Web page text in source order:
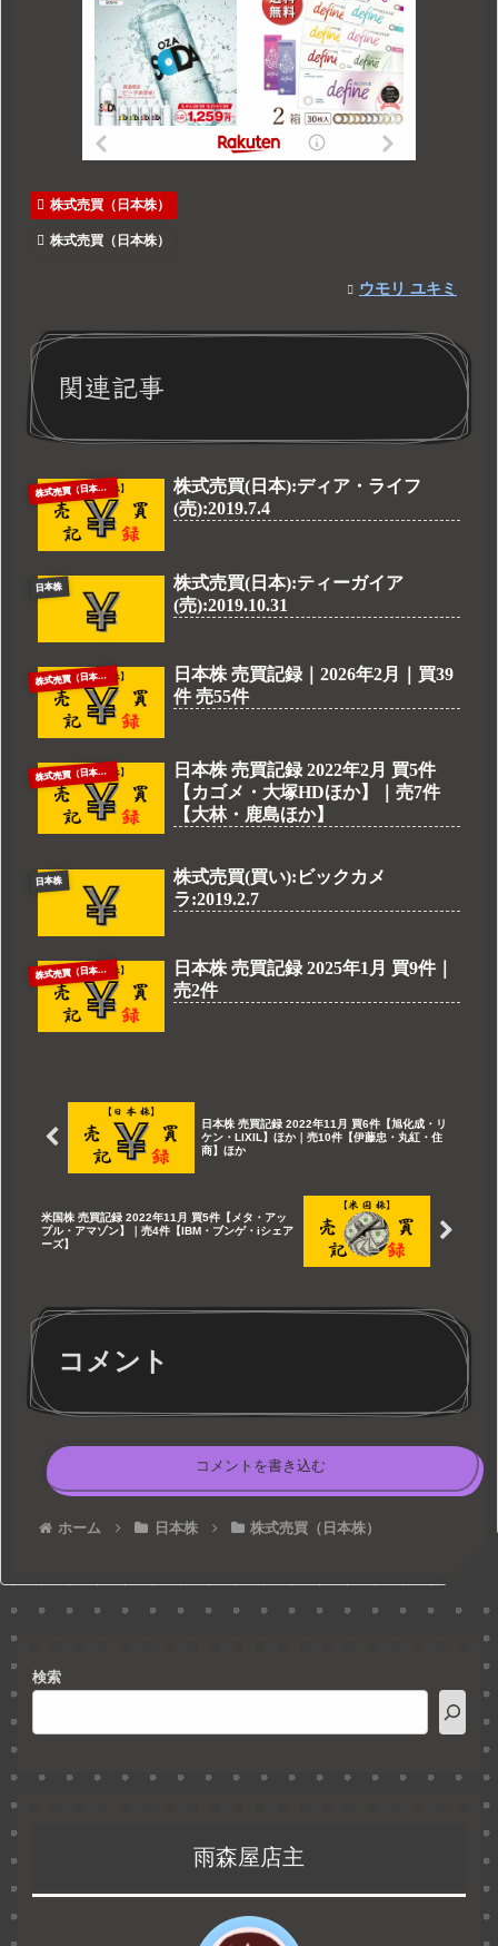
株式売買（日本株）
株式売買（日本株）
ウモリ ユキミ
関連記事
株
式売買（日本株）
株式売買(日本):ディア・ライフ
(売):2019.7.4
日本株
株式売買(日本):ティーガイア
(売):2019.10.31
株
式売買（日本株）
日本株 売買記録｜2026年2月｜買39
件 売55件
株
式売買（日本株）
日本株 売買記録 2022年2月 買5件
【カゴメ・大塚HDほか】｜売7件
【大林・鹿島ほか】
日本株
株式売買(買い):ビックカメ
ラ:2019.2.7
株
式売買（日本株）
日本株 売買記録 2025年1月 買9件｜
売2件
日本株 売買記録 2022年11月 買6件【旭化成・リ
ケン・LIXIL】ほか｜売10件【伊藤忠・丸紅・住
商】ほか
米国株 売買記録 2022年11月 買5件【メタ・アッ
プル・アマゾン】｜売4件【IBM・ブンゲ・iシェア
ーズ】
コメント
コメントを書き込む
ホーム 日本株 株式売買（日本株）
検索
雨森屋店主